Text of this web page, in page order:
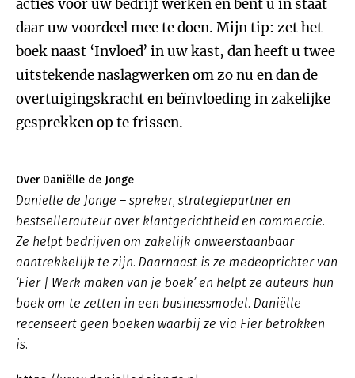
acties voor uw bedrijf werken en bent u in staat
daar uw voordeel mee te doen. Mijn tip: zet het
boek naast ‘Invloed’ in uw kast, dan heeft u twee
uitstekende naslagwerken om zo nu en dan de
overtuigingskracht en beïnvloeding in zakelijke
gesprekken op te frissen.
Over Daniëlle de Jonge
Daniëlle de Jonge – spreker, strategiepartner en
bestsellerauteur over klantgerichtheid en commercie.
Ze helpt bedrijven om zakelijk onweerstaanbaar
aantrekkelijk te zijn. Daarnaast is ze medeoprichter van
‘Fier | Werk maken van je boek’ en helpt ze auteurs hun
boek om te zetten in een businessmodel. Daniëlle
recenseert geen boeken waarbij ze via Fier betrokken
is.